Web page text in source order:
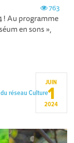
763
! Au programme
en sons »,
réseau Culture
JUIN
1
2024